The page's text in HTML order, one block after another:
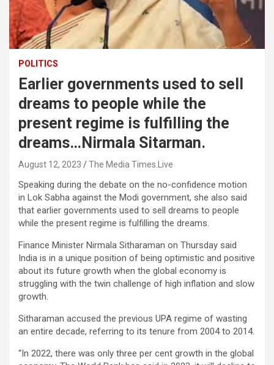
POLITICS
Earlier governments used to sell
dreams to people while the
present regime is fulfilling the
dreams…Nirmala Sitarman.
August 12, 2023 The Media Times.Live
Speaking during the debate on the no-confidence motion
in Lok Sabha against the Modi government, she also said
that earlier governments used to sell dreams to people
while the present regime is fulfilling the dreams.
Finance Minister Nirmala Sitharaman on Thursday said
India is in a unique position of being optimistic and positive
about its future growth when the global economy is
struggling with the twin challenge of high inflation and slow
growth.
Sitharaman accused the previous UPA regime of wasting
an entire decade, referring to its tenure from 2004 to 2014.
“In 2022, there was only three per cent growth in the global